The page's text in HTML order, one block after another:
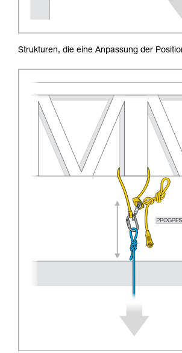
Strukturen, die eine Anpassung der